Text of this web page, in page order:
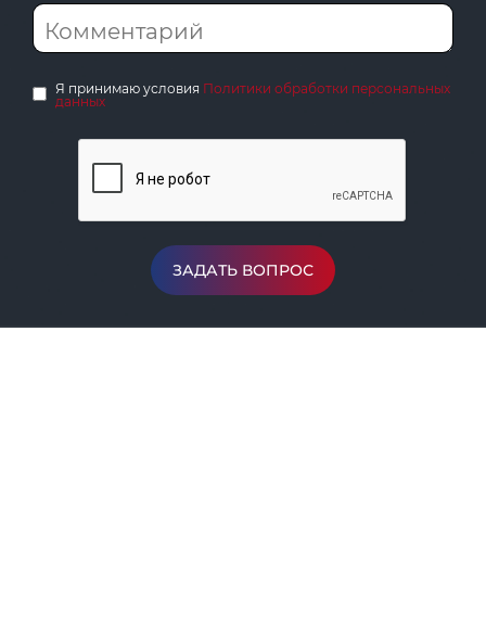
Я принимаю условия Политики обработки персональных
данных
ЗАДАТЬ ВОПРОС